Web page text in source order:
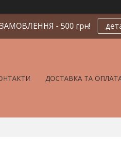
- 500 грн!
ДОСТАВКА ТА